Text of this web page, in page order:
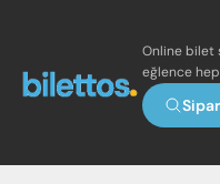
Online bilet
eğlence